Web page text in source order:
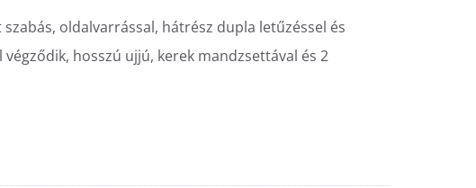
oldalvarrással, hátrész dupla letűzéssel és
hosszú ujjú, kerek mandzsettával és 2